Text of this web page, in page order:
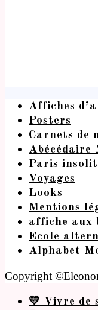
Affiches
Posters
Carnets de
Abécédaire
Paris
Voyages
Looks
Mentions
affiche aux
Ecole
Alphabet
Copyright
💛 Vivre de